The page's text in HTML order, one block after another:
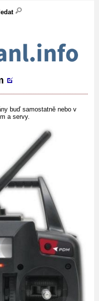
buď samostatně nebo v
a servy.